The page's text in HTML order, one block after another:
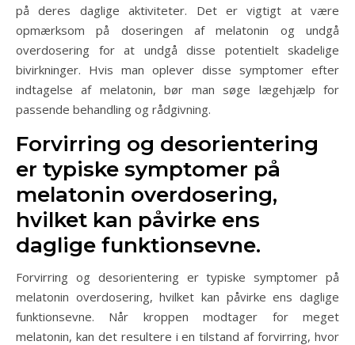
på deres daglige aktiviteter. Det er vigtigt at være
opmærksom på doseringen af melatonin og undgå
overdosering for at undgå disse potentielt skadelige
bivirkninger. Hvis man oplever disse symptomer efter
indtagelse af melatonin, bør man søge lægehjælp for
passende behandling og rådgivning.
Forvirring og desorientering
er typiske symptomer på
melatonin overdosering,
hvilket kan påvirke ens
daglige funktionsevne.
Forvirring og desorientering er typiske symptomer på
melatonin overdosering, hvilket kan påvirke ens daglige
funktionsevne. Når kroppen modtager for meget
melatonin, kan det resultere i en tilstand af forvirring, hvor